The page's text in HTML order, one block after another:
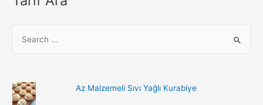
c
Az Malzemeli Sıvı Yağlı Kurabiye